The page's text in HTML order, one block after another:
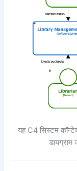
यह C4 सिस्टम
डायग्राम